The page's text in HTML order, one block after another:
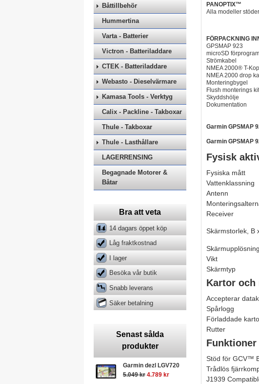
Båttillbehör
Hummertina
Varta - Batterier
Victron - Batteriladdare
CTEK - Batteriladdare
Webasto - Dieselvärmare
Kamasa Tools - Verktyg
Calix - Packline - Takboxar
Thule - Takboxar
Thule - Lasthållare
LAGERRENSING
Begagnade Motorer &
Båtar
Bra att veta
14 dagars öppet köp
Låg fraktkostnad
I lager
Besöka vår butik
Snabb leverans
Säker betalning
PANOPTIX™
Alla modeller
FÖRPACKNING
GPSMAP 923
microSD
Strömkabel
NMEA 2000® T-
NMEA 2000 drop
Monteringbygel
Flush monterings kit
Skyddshölje
Dokumentation
Garmin GPSMAP
Garmin GPSMAP
Fysisk
Fysiska mått
Vattenklassning
Antenn
Receiver
Skärmstorlek, B
Vikt
Skärmtyp
Kartor och
Accepterar
Spårlogg
Förladdade
Rutter
Funktioner
Stöd för GCV™
Trådlös
J1939
Senast sålda
produkter
Garmin dezl LGV720
5.049 kr 4.789 kr